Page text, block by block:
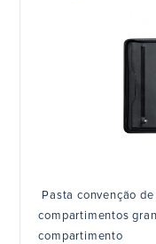
Pasta convenção
compartimentos
compartimento